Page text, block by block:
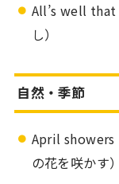
All’s well that
し）
自然・季節
April showers
の花を咲かす）